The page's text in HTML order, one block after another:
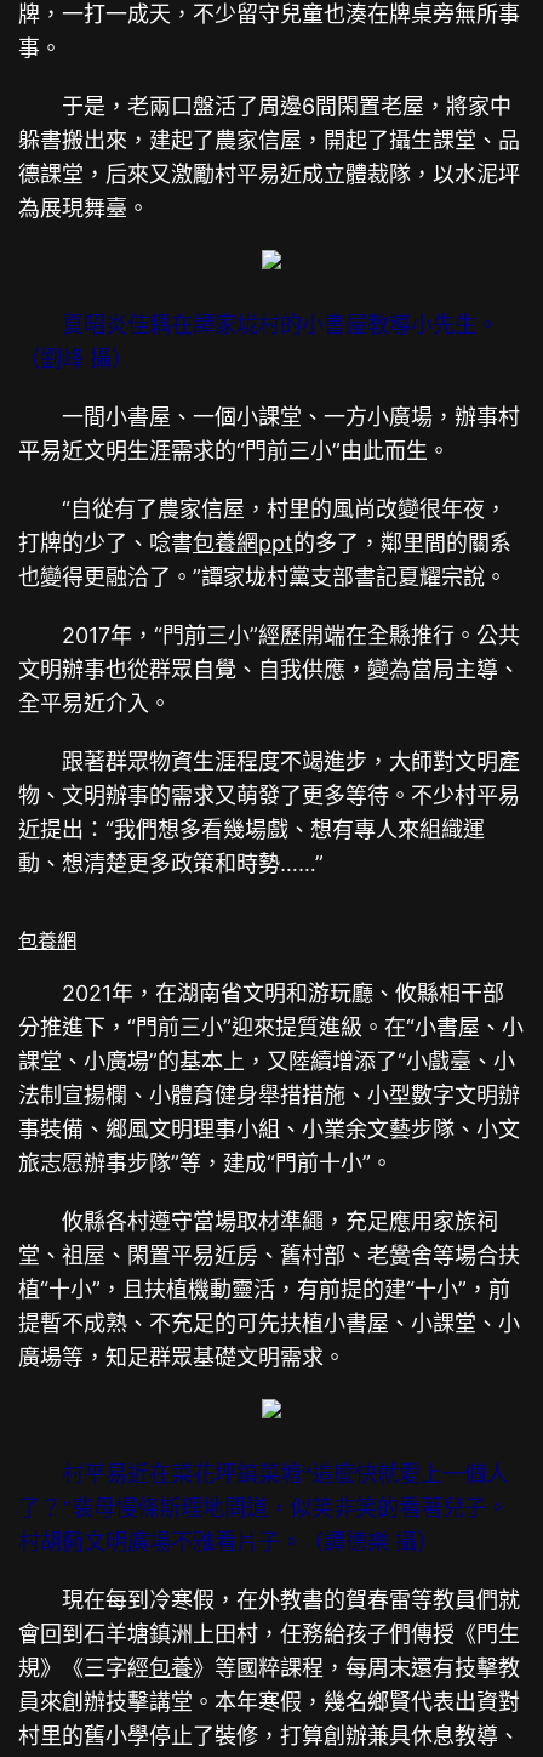
牌，一打一成天，不少留守兒童也湊在牌桌旁無所事
事。
于是，老兩口盤活了周邊6間閑置老屋，將家中
躲書搬出來，建起了農家信屋，開起了攝生課堂、品
德課堂，后來又激勵村平易近成立體裁隊，以水泥坪
為展現舞臺。
夏昭炎佳耦在譚家垅村的小書屋教導小先生。
（劉峰 攝）
一間小書屋、一個小課堂、一方小廣場，辦事村
平易近文明生涯需求的“門前三小”由此而生。
“自從有了農家信屋，村里的風尚改變很年夜，
打牌的少了、唸書包養網ppt的多了，鄰里間的關系
也變得更融洽了。”譚家垅村黨支部書記夏耀宗說。
2017年，“門前三小”經歷開端在全縣推行。公共
文明辦事也從群眾自覺、自我供應，變為當局主導、
全平易近介入。
跟著群眾物資生涯程度不竭進步，大師對文明產
物、文明辦事的需求又萌發了更多等待。不少村平易
近提出：“我們想多看幾場戲、想有專人來組織運
動、想清楚更多政策和時勢……”
包養網
2021年，在湖南省文明和游玩廳、攸縣相干部
分推進下，“門前三小”迎來提質進級。在“小書屋、小
課堂、小廣場”的基本上，又陸續增添了“小戲臺、小
法制宣揚欄、小體育健身舉措措施、小型數字文明辦
事裝備、鄉風文明理事小組、小業余文藝步隊、小文
旅志愿辦事步隊”等，建成“門前十小”。
攸縣各村遵守當場取材準繩，充足應用家族祠
堂、祖屋、閑置平易近房、舊村部、老黌舍等場合扶
植“十小”，且扶植機動靈活，有前提的建“十小”，前
提暫不成熟、不充足的可先扶植小書屋、小課堂、小
廣場等，知足群眾基礎文明需求。
村平易近在菜花坪鎮菜塘“這麼快就愛上一個人
了？”裴母慢條斯理地問道，似笑非笑的看著兒子。
村胡衕文明廣場不雅看片子。（譚德樂 攝）
現在每到冷寒假，在外教書的賀春雷等教員們就
會回到石羊塘鎮洲上田村，任務給孩子們傳授《門生
規》《三字經包養》等國粹課程，每周末還有技擊教
員來創辦技擊講堂。本年寒假，幾名鄉賢代表出資對
村里的舊小學停止了裝修，打算創辦兼具休息教導、